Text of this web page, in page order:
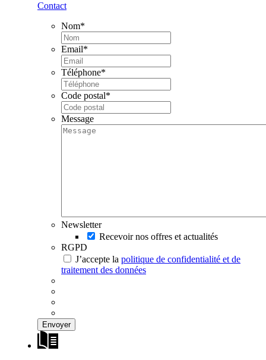
Contact
Nom*
Email*
Téléphone*
Code postal*
Message
Newsletter
Recevoir nos offres et actualités
RGPD
J’accepte la politique de confidentialité et de
traitement des données